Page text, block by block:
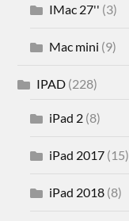
IMac 27'' (3)
Mac mini (9)
IPAD (228)
iPad 2 (8)
iPad 2017 (15)
iPad 2018 (8)